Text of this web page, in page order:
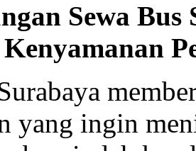
Sewa
Kenyamanan
yang ingin